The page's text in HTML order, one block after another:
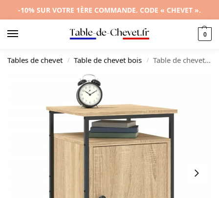
-10% SUR VOTRE 1ÈRE COMMANDE. CODE « CHEVET ».
0
Tables de chevet / Table de chevet bois / Table de chevet chêne design compact, 40x42x60cm